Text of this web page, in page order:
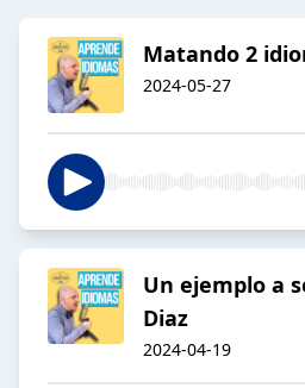
Matando 2
2024-05-27
Un ejemplo a
Diaz
2024-04-19